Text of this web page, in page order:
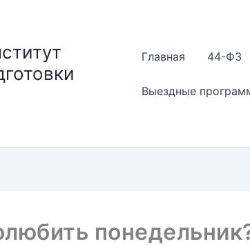
Главная 44-ФЗ
Выездные